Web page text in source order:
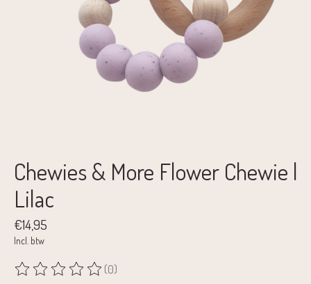
Chewies & More Flower Chewie |
Lilac
€14,95
Incl. btw
De beoordeling van dit product is
(0)